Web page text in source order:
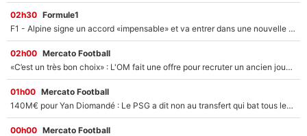
02h30 Formule1
F1 - Alpine signe un accord «impensable» et va entrer dans une nouvelle dimension : Grande nouvelle pour Pierre Gasly !
02h00 Mercato Football
«C’est un très bon choix» : L'OM fait une offre pour recruter un ancien joueur du PSG... et c'est validé dans l'After Foot !
01h00 Mercato Football
140M€ pour Yan Diomandé : Le PSG a dit non au transfert qui bat tous les records sur le mercato
00h00 Mercato Football